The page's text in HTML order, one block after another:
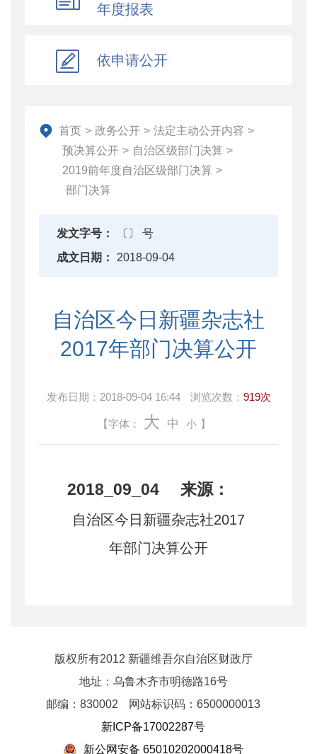
其他对外管理服务信息
执行公开
地方政府债务信息公开
财政数据
直达资金
财政改革与业务
重点领域信息公开
年度报表
依申请公开
首页 > 政务公开 > 法定主动公开内容 >
预决算公开 > 自治区级部门决算 >
2019前年度自治区级部门决算 >
部门决算
发文字号：
〔〕 号
成文日期：
2018-09-04
自治区今日新疆杂志社
2017年部门决算公开
发布日期： 2018-09-04 16:44 浏览次数： 919次
【字体： 大 中 小 】
2018_09_04 来源：
自治区今日新疆杂志社2017
年部门决算公开
版权所有2012 新疆维吾尔自治区财政厅
地址：乌鲁木齐市明德路16号
邮编：830002
网站标识码：6500000013
新ICP备17002287号
新公网安备 65010202000418号